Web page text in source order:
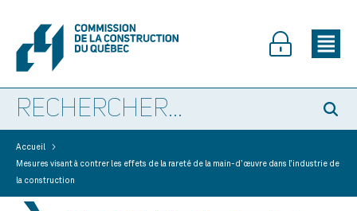
Accueil >
Mesures visant à contrer les effets de la rareté de la main-d’œuvre dans l’industrie de
la construction